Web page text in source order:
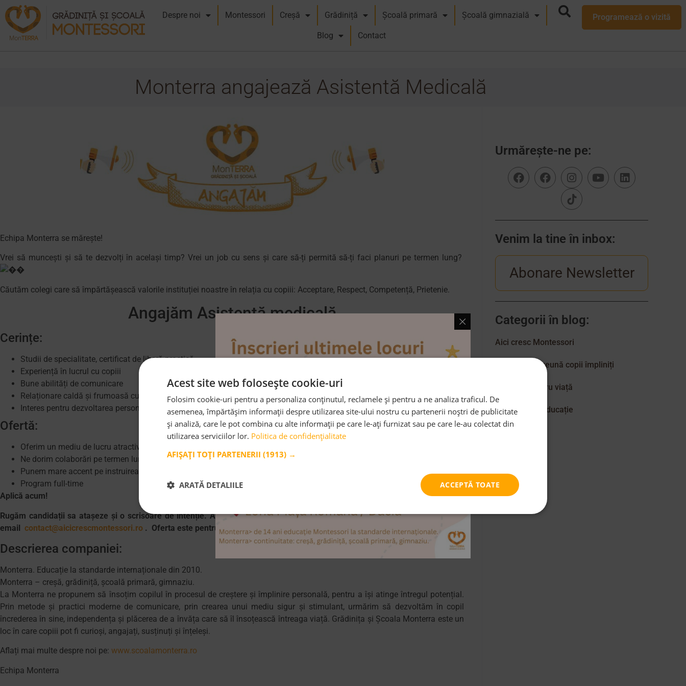
Despre noi Montessori Creșă Grădiniță Școală primară Școală gimnazială
Blog Contact
Programează o vizită
Monterra angajează Asistentă Medicală
Echipa Monterra se mărește!
Vrei să muncești și să te dezvolți în același timp?Vrei un job cu sens și care să-ți permită să-ți faci planuri petermen lung?
Căutăm colegi care să împărtășească valorile instituției noastre în relația cu copiii: Acceptare, Respect, Competență, Prietenie.
Angajăm Asistentă medicală
Cerințe:
Studii de specialitate, certificat de liberă practică
Experiență în lucrul cu copiii
Bune abilități de comunicare
Relaționare caldă și frumoasă cu copiii
Interes pentru dezvoltarea personală
Ofertă:
Oferim un mediu de lucru atractiv în care fiecare angajat este respectat și însoțit în dezvoltarea personală
Ne dorim colaborări pe termen lung
Punem mare accent pe instruirea continuă, prin sesiuni de training intern şi/sau extern
Program full-time
Aplică acum!
Rugăm candidații sa atașeze și o scrisoare de intenție. Asteptăm CV-urile împreună cu scrisoarea de intenție pe adresa de
email contact@aicicrescmontessori.ro . Oferta este pentru București.
Descrierea companiei:
Monterra. Educație la standarde internaționale din 2010.
Monterra – creșă, grădiniță, școală primară, gimnaziu.
La Monterra ne propunem să însoțim copilul în procesul de creștere și împlinire personală, pentru a își atinge întregul potențial.
Prin metode și practici moderne de comunicare, prin crearea unui mediu sigur și stimulant, urmărim să dezvoltăm în copil
încrederea în sine, independența și plăcerea de a învăța care să îl însoțească întreaga viață. Grădinița și Școala Monterra este un
loc în care copiii pot fi curioși, angajați, susținuți și înțeleși.
Aflați mai multe despre noi pe: www.scoalamonterra.ro
Echipa Monterra
Urmărește-ne pe:
Venim la tine în inbox:
Abonare Newsletter
Categorii în blog:
Aici cresc Montessori
Creștem împreună copii împliniți
Educație pentru viață
Excelență în educație
Acest site web folosește cookie-uri
Folosim cookie-uri pentru a personaliza conținutul, reclamele și pentru a ne analiza traficul. De
asemenea, împărtășim informații despre utilizarea site-ului nostru cu partenerii noștri de publicitate
și analiză, care le pot combina cu alte informații pe care le-ați furnizat sau pe care le-au colectat din
utilizarea serviciilor lor. Politica de confidențialitate
AFIȘAȚI TOȚI PARTENERII (1913) →
ACCEPTĂ TOATE
ARATĂ DETALIILE